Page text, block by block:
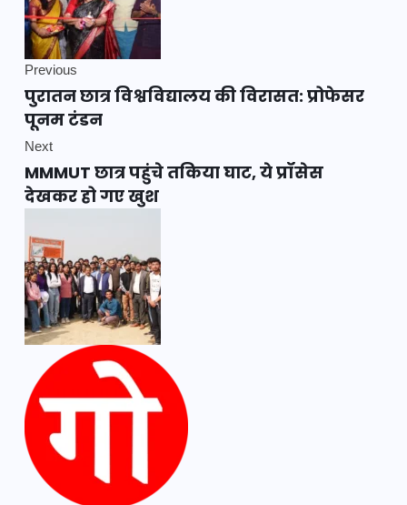
Previous
पुरातन छात्र विश्वविद्यालय की विरासत: प्रोफेसर
पूनम टंडन
Next
MMMUT छात्र पहुंचे तकिया घाट, ये प्रॉसेस
देखकर हो गए खुश